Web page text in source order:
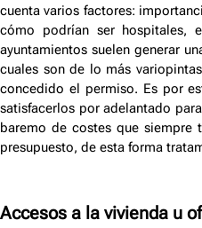
cuenta varios factores:
cómo podrían ser hospitales,
ayuntamientos suelen generar
cuales son de lo más
concedido el permiso. Es por
satisfacerlos por adelantado
baremo de costes que siempre
presupuesto, de esta forma
Accesos a la vivienda u